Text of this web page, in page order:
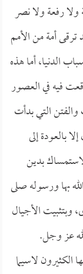
ولا رفعة ولا نصر
ترقى أمة من الأمم
الدنيا، أما هذه
فيه في العصور
التي بدأت
بالعودة إلى
بدين
بها ورسوله صلى
وبتثبيت الأجيال
عز وجل.
لاسيما